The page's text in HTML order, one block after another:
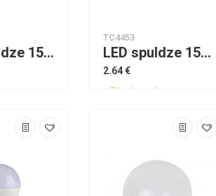
LED spuldze 15W A65 Е27 Thermoplastic 4500K V-TAC
TC4453
LED spuldze 15W E27 A65 VTAC
2.64 €
Pieejams!